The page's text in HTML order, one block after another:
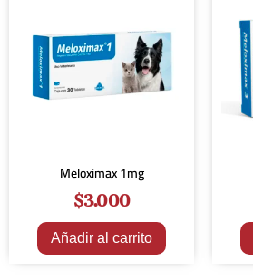
Meloximax 1mg
$3.000
Añadir al carrito